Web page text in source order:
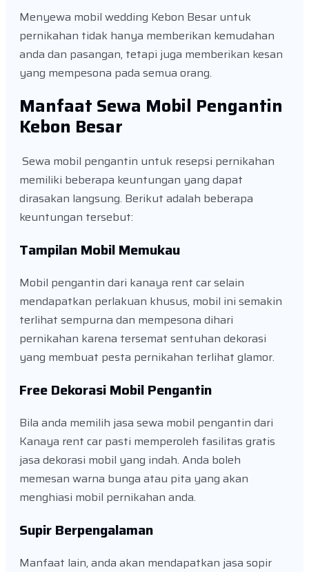
Menyewa mobil wedding Kebon Besar untuk
pernikahan tidak hanya memberikan kemudahan
anda dan pasangan, tetapi juga memberikan kesan
yang mempesona pada semua orang.
Manfaat Sewa Mobil Pengantin
Kebon Besar
Sewa mobil pengantin untuk resepsi pernikahan
memiliki beberapa keuntungan yang dapat
dirasakan langsung. Berikut adalah beberapa
keuntungan tersebut:
Tampilan Mobil Memukau
Mobil pengantin dari kanaya rent car selain
mendapatkan perlakuan khusus, mobil ini semakin
terlihat sempurna dan mempesona dihari
pernikahan karena tersemat sentuhan dekorasi
yang membuat pesta pernikahan terlihat glamor.
Free Dekorasi Mobil Pengantin
Bila anda memilih jasa sewa mobil pengantin dari
Kanaya rent car pasti memperoleh fasilitas gratis
jasa dekorasi mobil yang indah. Anda boleh
memesan warna bunga atau pita yang akan
menghiasi mobil pernikahan anda.
Supir Berpengalaman
Manfaat lain, anda akan mendapatkan jasa sopir